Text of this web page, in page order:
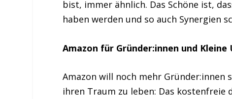
bist, immer ähnlich. Das Schöne ist,
haben werden und so auch Synergien
Amazon für Gründer:innen und Kleine
Amazon will noch mehr
ihren Traum zu leben: Das kostenfreie